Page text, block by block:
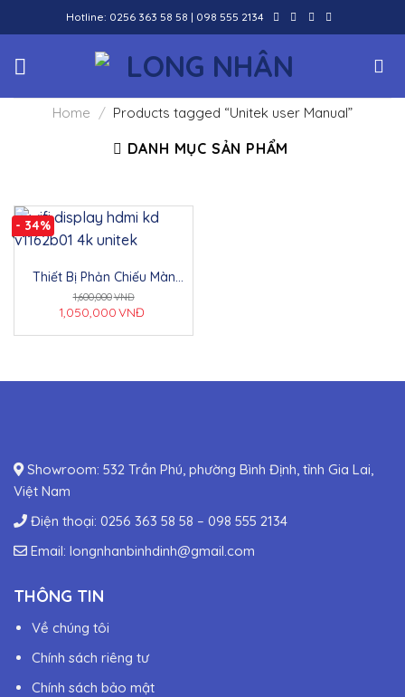
to
content
Hotline: 0256 363 58 58 | 098 555 2134
Home / Products tagged “Unitek user Manual”
DANH MỤC SẢN PHẨM
- 34%
Thiết Bị Phản Chiếu Màn
Hình HDMI Không Dây
UNITEK 4K V1162B01
1,600,000VNĐ
1,050,000VNĐ
Showroom: 532 Trần Phú, phường Bình Định, tỉnh Gia Lai,
Việt Nam
Điện thoại: 0256 363 58 58 – 098 555 2134
Email: longnhanbinhdinh@gmail.com
THÔNG TIN
Về chúng tôi
Chính sách riêng tư
Chính sách bảo mật